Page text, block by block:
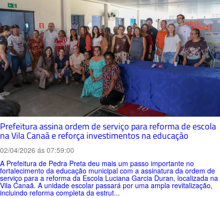
Prefeitura assina ordem de serviço para reforma de escola
na Vila Canaã e reforça investimentos na educação
02/04/2026 ás 07:59:00
A Prefeitura de Pedra Preta deu mais um passo importante no
fortalecimento da educação municipal com a assinatura da ordem de
serviço para a reforma da Escola Luciana Garcia Duran, localizada na
Vila Canaã. A unidade escolar passará por uma ampla revitalização,
incluindo reforma completa da estrut...